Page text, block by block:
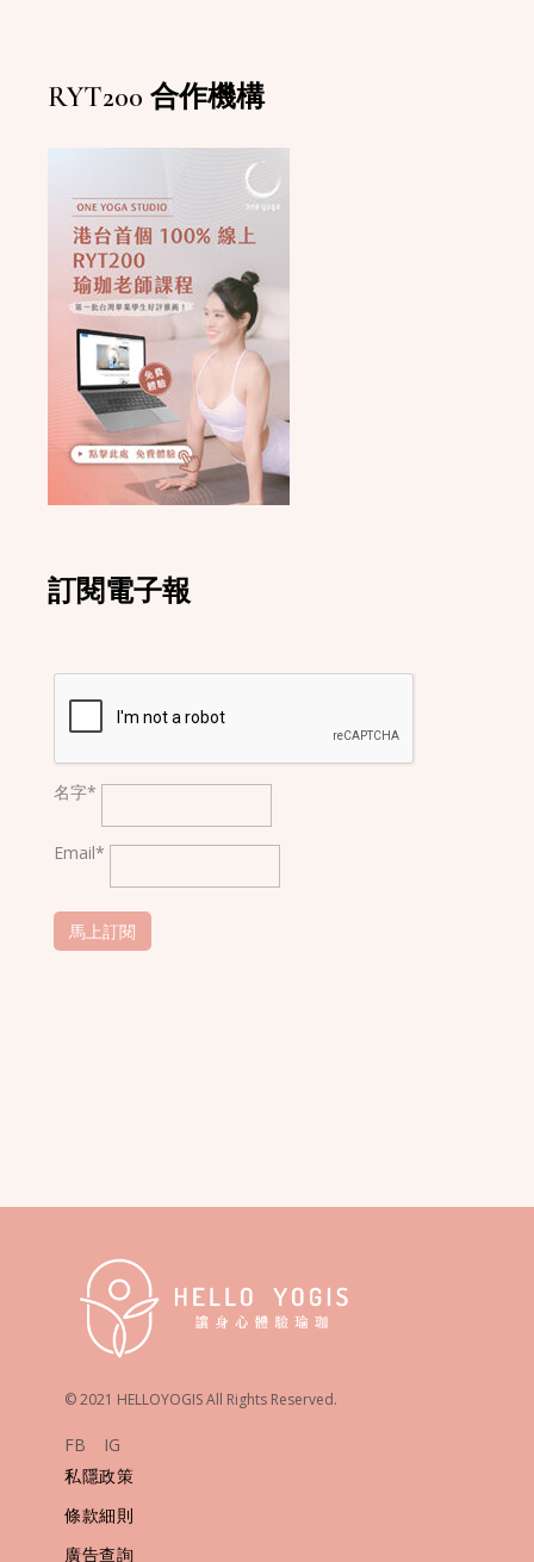
RYT200 合作機構
訂閱電子報
名字*
Email*
© 2021 HELLOYOGIS All Rights Reserved.
FB
IG
私隱政策
條款細則
廣告查詢